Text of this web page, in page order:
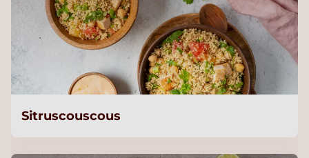
Sitruscouscous